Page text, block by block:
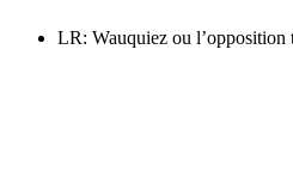
LR: Wauquiez ou l’opposition